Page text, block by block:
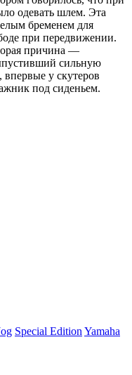
одевать шлем. Эта
бременем для
при передвижении.
причина —
сильную
у скутеров
под сиденьем.
Special Edition Yamaha